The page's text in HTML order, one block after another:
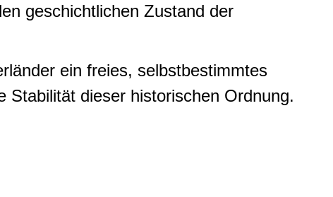
geschichtlichen Zustand der
ein freies, selbstbestimmtes
Stabilität dieser historischen Ordnung.